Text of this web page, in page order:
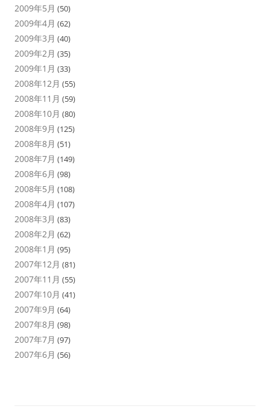
2009年5月 (50)
2009年4月 (62)
2009年3月 (40)
2009年2月 (35)
2009年1月 (33)
2008年12月 (55)
2008年11月 (59)
2008年10月 (80)
2008年9月 (125)
2008年8月 (51)
2008年7月 (149)
2008年6月 (98)
2008年5月 (108)
2008年4月 (107)
2008年3月 (83)
2008年2月 (62)
2008年1月 (95)
2007年12月 (81)
2007年11月 (55)
2007年10月 (41)
2007年9月 (64)
2007年8月 (98)
2007年7月 (97)
2007年6月 (56)